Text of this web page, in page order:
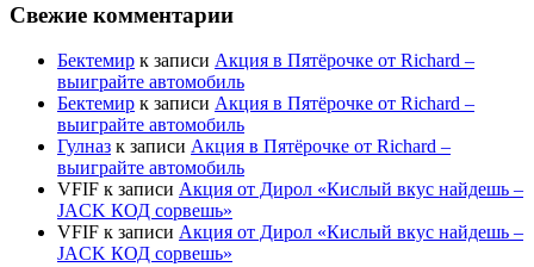
Свежие комментарии
Бектемир к записи Акция в Пятёрочке от Richard –
выиграйте автомобиль
Бектемир к записи Акция в Пятёрочке от Richard –
выиграйте автомобиль
Гулназ к записи Акция в Пятёрочке от Richard –
выиграйте автомобиль
VFIF к записи Акция от Дирол «Кислый вкус найдешь –
JACK КОД сорвешь»
VFIF к записи Акция от Дирол «Кислый вкус найдешь –
JACK КОД сорвешь»